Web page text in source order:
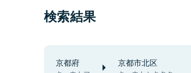
検索結果
京都府 京都市北区